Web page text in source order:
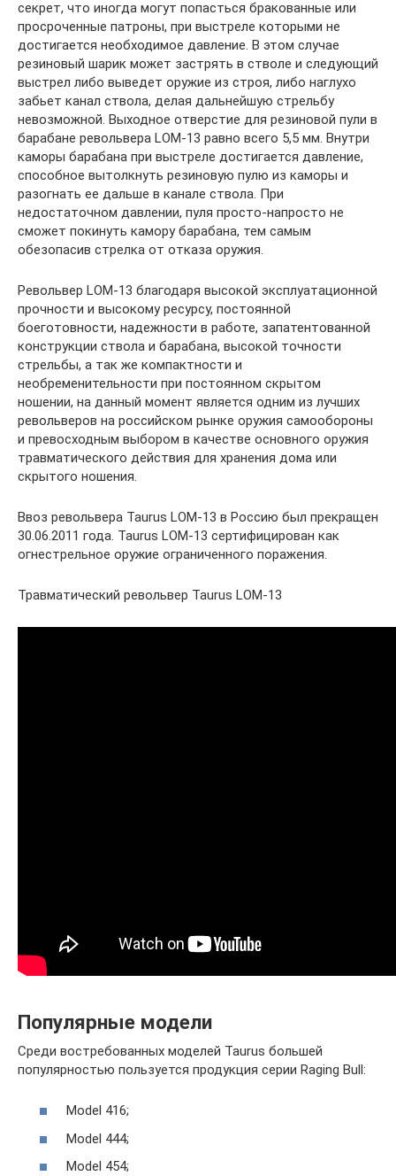
секрет, что иногда могут попасться бракованные или
просроченные патроны, при выстреле которыми не
достигается необходимое давление. В этом случае
резиновый шарик может застрять в стволе и следующий
выстрел либо выведет оружие из строя, либо наглухо
забьет канал ствола, делая дальнейшую стрельбу
невозможной. Выходное отверстие для резиновой пули в
барабане револьвера LOM-13 равно всего 5,5 мм. Внутри
каморы барабана при выстреле достигается давление,
способное вытолкнуть резиновую пулю из каморы и
разогнать ее дальше в канале ствола. При
недостаточном давлении, пуля просто-напросто не
сможет покинуть камору барабана, тем самым
обезопасив стрелка от отказа оружия.
Револьвер LOM-13 благодаря высокой эксплуатационной
прочности и высокому ресурсу, постоянной
боеготовности, надежности в работе, запатентованной
конструкции ствола и барабана, высокой точности
стрельбы, а так же компактности и
необременительности при постоянном скрытом
ношении, на данный момент является одним из лучших
револьверов на российском рынке оружия самообороны
и превосходным выбором в качестве основного оружия
травматического действия для хранения дома или
скрытого ношения.
Ввоз револьвера Taurus LOM-13 в Россию был прекращен
30.06.2011 года. Taurus LOM-13 сертифицирован как
огнестрельное оружие ограниченного поражения.
Травматический револьвер Taurus LOM-13
Популярные модели
Среди востребованных моделей Taurus большей
популярностью пользуется продукция серии Raging Bull:
Model 416;
Model 444;
Model 454;